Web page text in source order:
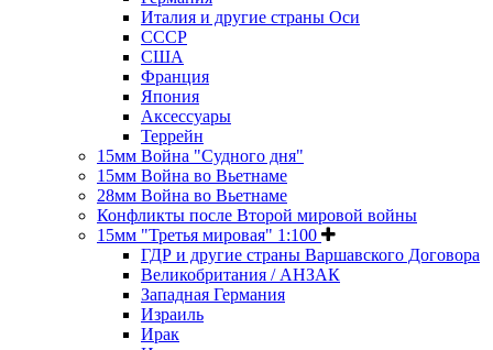
Италия и другие страны Оси
СССР
США
Франция
Япония
Аксессуары
Террейн
15мм Война "Судного дня"
15мм Война во Вьетнаме
28мм Война во Вьетнаме
Конфликты после Второй мировой войны
15мм "Третья мировая" 1:100
ГДР и другие страны Варшавского Договора
Великобритания / АНЗАК
Западная Германия
Израиль
Ирак